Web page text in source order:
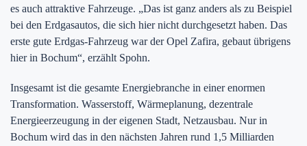
es auch attraktive Fahrzeuge. „Das ist ganz anders als zu Beispiel
bei den Erdgasautos, die sich hier nicht durchgesetzt haben. Das
erste gute Erdgas-Fahrzeug war der Opel Zafira, gebaut übrigens
hier in Bochum“, erzählt Spohn.
Insgesamt ist die gesamte Energiebranche in einer enormen
Transformation. Wasserstoff, Wärmeplanung, dezentrale
Energieerzeugung in der eigenen Stadt, Netzausbau. Nur in
Bochum wird das in den nächsten Jahren rund 1,5 Milliarden